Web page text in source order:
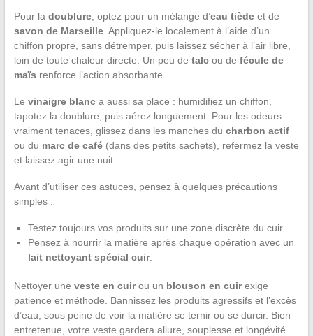
Pour la doublure, optez pour un mélange d’eau tièdeet de
savon de Marseille. Appliquez-le localement à l’aide d’un
chiffon propre, sans détremper, puis laissez sécher à l’air libre,
loin de toute chaleur directe. Un peu de talcou de fécule de
maïs renforce l’action absorbante.
Le vinaigre blanca aussi sa place : humidifiez un chiffon,
tapotez la doublure, puis aérez longuement. Pour les odeurs
vraiment tenaces, glissez dans les manches du charbon actif
ou du marc de café(dans des petits sachets), refermez la veste
et laissez agir une nuit.
Avant d’utiliser ces astuces, pensez à quelques précautions
simples :
Testez toujours vos produits sur une zone discrète du cuir.
Pensez à nourrir la matière après chaque opération avec un
lait nettoyant spécial cuir.
Nettoyer une veste en cuirou un blouson en cuirexige
patience et méthode. Bannissez les produits agressifs et l’excès
d’eau, sous peine de voir la matière se ternir ou se durcir. Bien
entretenue, votre veste gardera allure, souplesse et longévité.